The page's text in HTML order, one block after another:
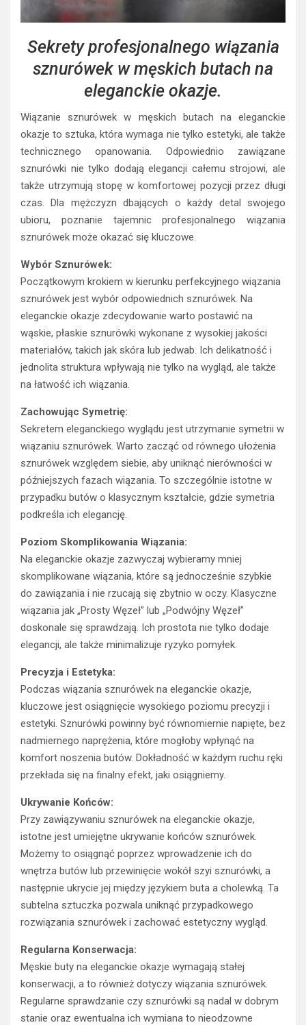
Sekrety profesjonalnego wiązania
sznurówek w męskich butach na
eleganckie okazje.
Wiązanie sznurówek w męskich butach na eleganckie
okazje to sztuka, która wymaga nie tylko estetyki, ale także
technicznego opanowania. Odpowiednio zawiązane
sznurówki nie tylko dodają elegancji całemu strojowi, ale
także utrzymują stopę w komfortowej pozycji przez długi
czas. Dla mężczyzn dbających o każdy detal swojego
ubioru, poznanie tajemnic profesjonalnego wiązania
sznurówek może okazać się kluczowe.
Wybór Sznurówek:
Początkowym krokiem w kierunku perfekcyjnego wiązania
sznurówek jest wybór odpowiednich sznurówek. Na
eleganckie okazje zdecydowanie warto postawić na
wąskie, płaskie sznurówki wykonane z wysokiej jakości
materiałów, takich jak skóra lub jedwab. Ich delikatność i
jednolita struktura wpływają nie tylko na wygląd, ale także
na łatwość ich wiązania.
Zachowując Symetrię:
Sekretem eleganckiego wyglądu jest utrzymanie symetrii w
wiązaniu sznurówek. Warto zacząć od równego ułożenia
sznurówek względem siebie, aby uniknąć nierówności w
późniejszych fazach wiązania. To szczególnie istotne w
przypadku butów o klasycznym kształcie, gdzie symetria
podkreśla ich elegancję.
Poziom Skomplikowania Wiązania:
Na eleganckie okazje zazwyczaj wybieramy mniej
skomplikowane wiązania, które są jednocześnie szybkie
do zawiązania i nie rzucają się zbytnio w oczy. Klasyczne
wiązania jak „Prosty Węzeł” lub „Podwójny Węzeł”
doskonale się sprawdzają. Ich prostota nie tylko dodaje
elegancji, ale także minimalizuje ryzyko pomyłek.
Precyzja i Estetyka:
Podczas wiązania sznurówek na eleganckie okazje,
kluczowe jest osiągnięcie wysokiego poziomu precyzji i
estetyki. Sznurówki powinny być równomiernie napięte, bez
nadmiernego naprężenia, które mogłoby wpłynąć na
komfort noszenia butów. Dokładność w każdym ruchu ręki
przekłada się na finalny efekt, jaki osiągniemy.
Ukrywanie Końców:
Przy zawiązywaniu sznurówek na eleganckie okazje,
istotne jest umiejętne ukrywanie końców sznurówek.
Możemy to osiągnąć poprzez wprowadzenie ich do
wnętrza butów lub przewinięcie wokół szyi sznurówki, a
następnie ukrycie jej między językiem buta a cholewką. Ta
subtelna sztuczka pozwala uniknąć przypadkowego
rozwiązania sznurówek i zachować estetyczny wygląd.
Regularna Konserwacja:
Męskie buty na eleganckie okazje wymagają stałej
konserwacji, a to również dotyczy wiązania sznurówek.
Regularne sprawdzanie czy sznurówki są nadal w dobrym
stanie oraz ewentualna ich wymiana to nieodzowne